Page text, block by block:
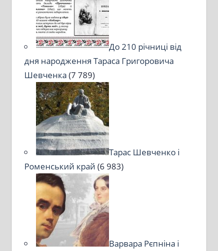
До 210 річниці від
дня народження Тараса Григоровича
Шевченка (7 789)
Тарас Шевченко і
Роменський край (6 983)
Варвара Рєпніна і